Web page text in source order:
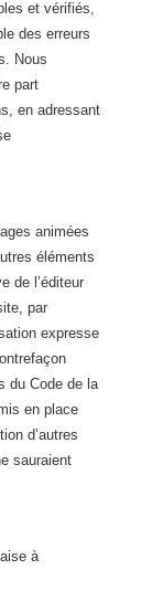
et vérifiés,
des erreurs
Nous
part
en adressant
animées
éléments
de l’éditeur
par
expresse
du Code de la
en place
d’autres
sauraient
à